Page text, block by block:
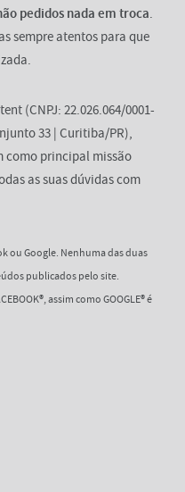
pedidos nada em troca.
sempre atentos para que
(CNPJ: 22.026.064/0001-
33 | Curitiba/PR),
como principal missão
as suas dúvidas com
ou Google. Nenhuma das duas
publicados pelo site.
assim como GOOGLE® é